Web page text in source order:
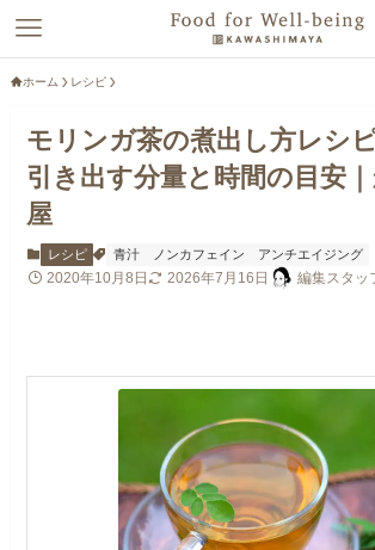
ホーム レシピ
モリンガ茶の煮出し方レシ
引き出す分量と時間の目安
屋
レシピ 青汁 ノンカフェイン アンチエイジング
2020年10月8日 2026年7月16日 編集スタッ